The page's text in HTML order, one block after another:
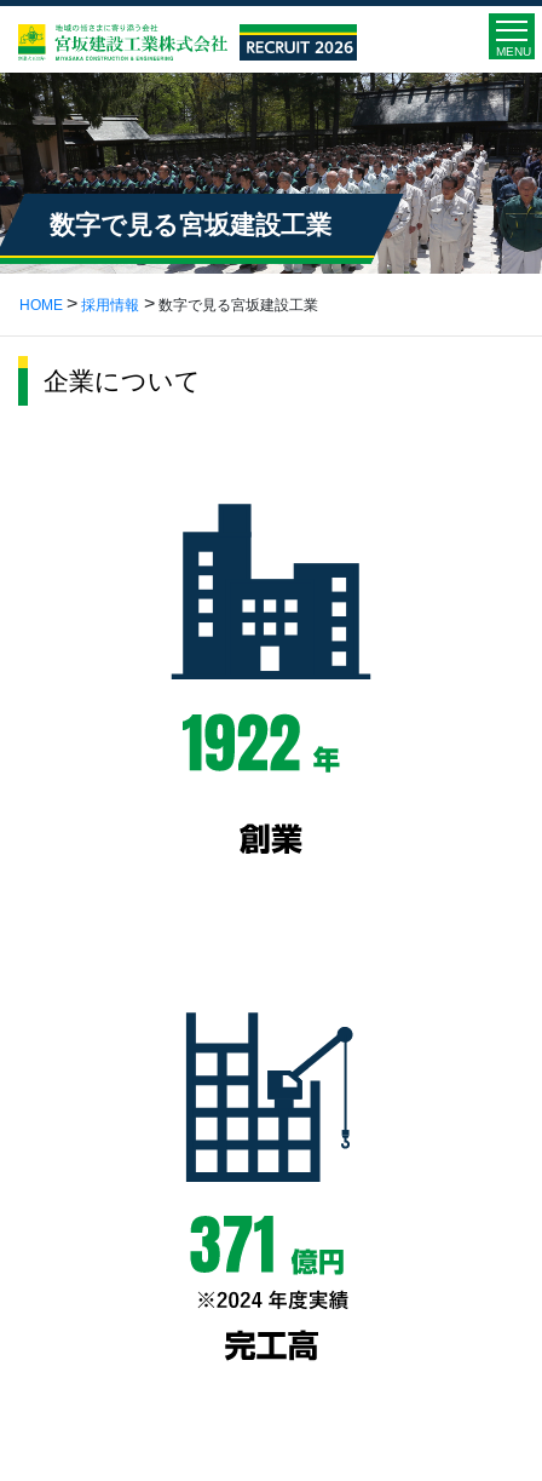
MENU
数字で見る宮坂建設工業
HOME 採用情報 数字で見る宮坂建設工業
企業について